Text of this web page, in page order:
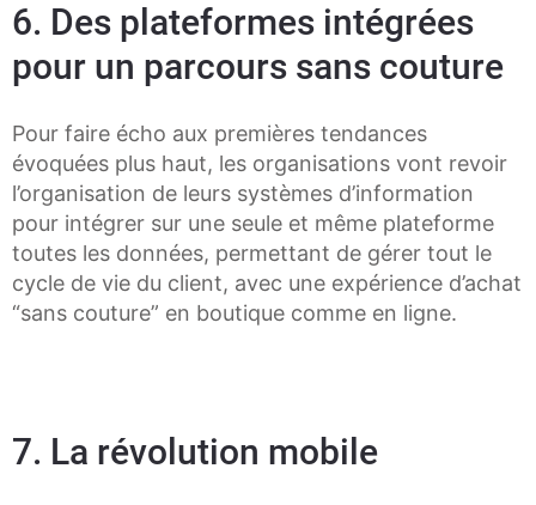
6. Des plateformes intégrées
pour un parcours sans couture
Pour faire écho aux premières tendances
évoquées plus haut, les organisations vont revoir
l’organisation de leurs systèmes d’information
pour intégrer sur une seule et même plateforme
toutes les données, permettant de gérer tout le
cycle de vie du client, avec une expérience d’achat
“sans couture” en boutique comme en ligne.
7. La révolution mobile